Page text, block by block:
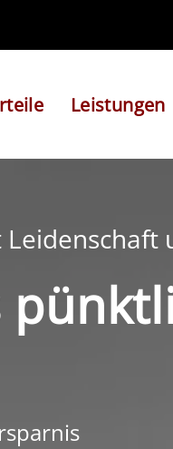
Leistungen